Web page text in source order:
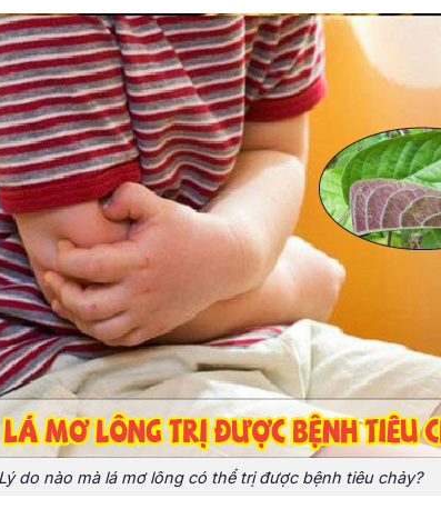
Lý do nào mà lá mơ lông có thể trị được bệnh tiêu chảy?